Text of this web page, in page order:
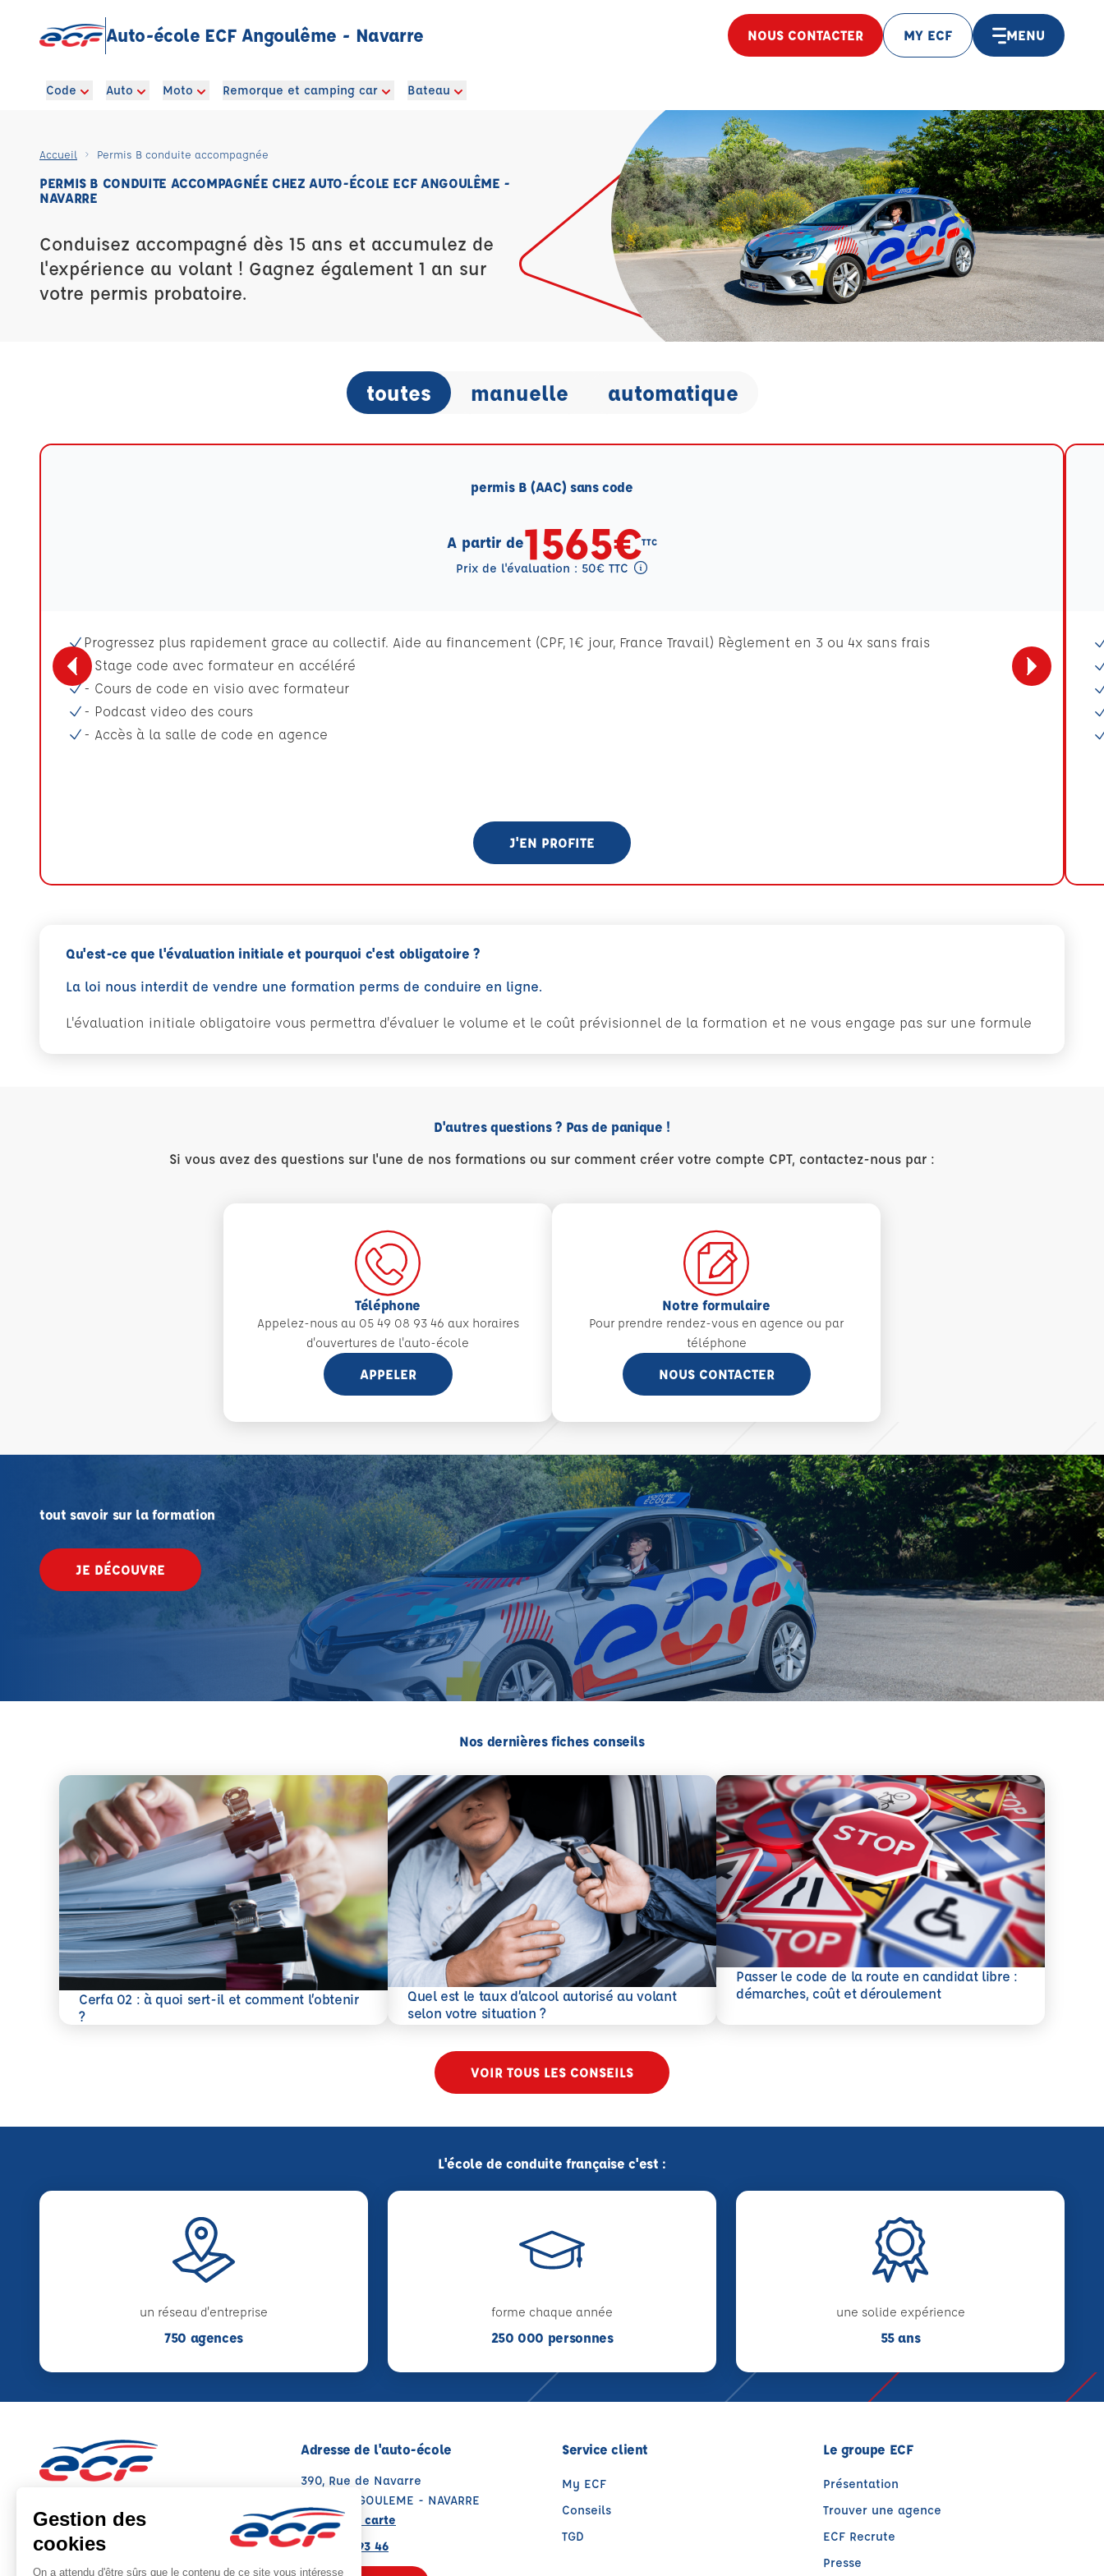
Auto-école ECF Angoulême - Navarre NOUS CONTACTER MY ECF MENU
Code Auto Moto Remorque et camping car Bateau
Accueil Permis B conduite accompagnée
PERMIS B CONDUITE ACCOMPAGNÉE CHEZ AUTO-ÉCOLE ECF ANGOULÊME -
NAVARRE
Conduisez accompagné dès 15 ans et accumulez de
l'expérience au volant ! Gagnez également 1 an sur
votre permis probatoire.
toutes manuelle automatique
permis B (AAC) sans code
A partir de1565€TTC
Prix de l'évaluation : 50€ TTC
Progressez plus rapidement grace au collectif. Aide au financement (CPF, 1€ jour, France Travail) Règlement en 3 ou 4x sans frais
- Stage code avec formateur en accéléré
- Cours de code en visio avec formateur
- Podcast video des cours
- Accès à la salle de code en agence
J'EN PROFITE
Qu'est-ce que l'évaluation initiale et pourquoi c'est obligatoire ?
La loi nous interdit de vendre une formation perms de conduire en ligne.
L'évaluation initiale obligatoire vous permettra d'évaluer le volume et le coût prévisionnel de la formation et ne vous engage pas sur une formule
D'autres questions ? Pas de panique !
Si vous avez des questions sur l'une de nos formations ou sur comment créer votre compte CPT, contactez-nous par :
Téléphone
Appelez-nous au 05 49 08 93 46 aux horaires
d'ouvertures de l'auto-école
APPELER
Notre formulaire
Pour prendre rendez-vous en agence ou par
téléphone
NOUS CONTACTER
tout savoir sur la formation
JE DÉCOUVRE
Nos dernières fiches conseils
Cerfa 02 : à quoi sert-il et comment l’obtenir
?
En savoir plus
Quel est le taux d’alcool autorisé au volant
selon votre situation ?
En savoir plus
Passer le code de la route en candidat libre :
démarches, coût et déroulement
En savoir plus
VOIR TOUS LES CONSEILS
L'école de conduite française c'est :
un réseau d'entreprise
750 agences
forme chaque année
250 000 personnes
une solide expérience
55 ans
Adresse de l'auto-école
390, Rue de Navarre
16000 ANGOULEME - NAVARRE
Voir sur la carte
05 49 08 93 46
Service client
My ECF
Conseils
TGD
Le groupe ECF
Présentation
Trouver une agence
ECF Recrute
Presse